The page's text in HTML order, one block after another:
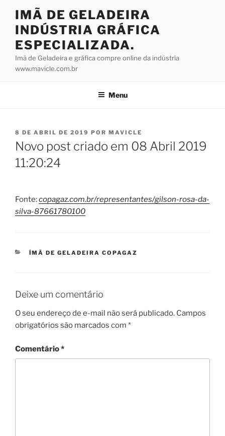
conteúdo
IMÃ DE GELADEIRA
INDÚSTRIA GRÁFICA
ESPECIALIZADA.
Imã de Geladeira e gráfica compre online da indústria
www.mavicle.com.br
Menu
PUBLICADO
EM
8 DE ABRIL DE 2019 POR MAVICLE
Novo post criado em 08 Abril 2019
11:20:24
Fonte:copagaz.com.br/representantes/gilson-rosa-da-
silva-87661780100
CATEGORIAS
ÍMÃ DE GELADEIRA COPAGAZ
Deixe um comentário
O seu endereço de e-mail não será publicado. Campos
obrigatórios são marcados com *
Comentário*